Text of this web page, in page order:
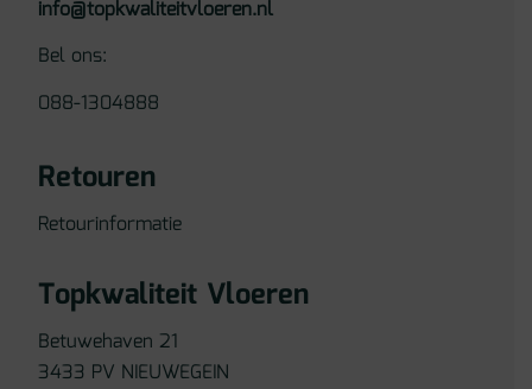
info@topkwaliteitvloeren.nl
Bel ons:
088-1304888
Retouren
Retourinformatie
Topkwaliteit Vloeren
Betuwehaven 21
3433 PV NIEUWEGEIN